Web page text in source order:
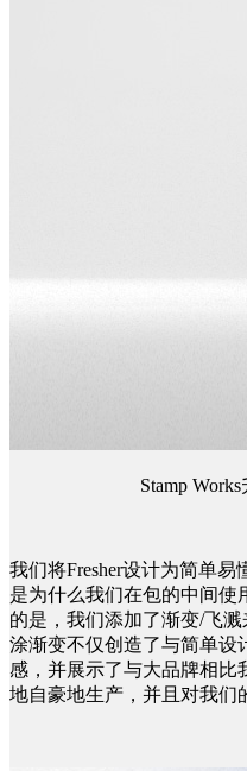
Stamp
我们将Fresher设计为简单
是为什么我们在包的中间使
的是，我们添加了渐变/飞
涂渐变不仅创造了与简单设
感，并展示了与大品牌相比
地自豪地生产，并且对我们